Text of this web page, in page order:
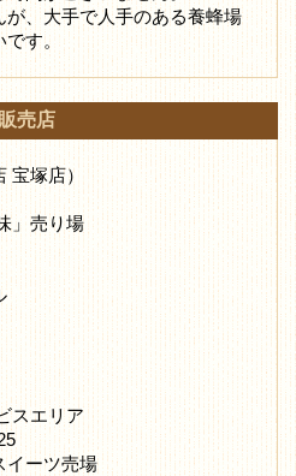
、大手で人手のある養蜂場
です。
販売店
塚店）
」売り場
スエリア
イーツ売場